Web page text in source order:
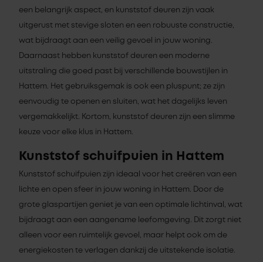
een belangrijk aspect, en kunststof deuren zijn vaak
uitgerust met stevige sloten en een robuuste constructie,
wat bijdraagt aan een veilig gevoel in jouw woning.
Daarnaast hebben kunststof deuren een moderne
uitstraling die goed past bij verschillende bouwstijlen in
Hattem. Het gebruiksgemak is ook een pluspunt; ze zijn
eenvoudig te openen en sluiten, wat het dagelijks leven
vergemakkelijkt. Kortom, kunststof deuren zijn een slimme
keuze voor elke klus in Hattem.
Kunststof schuifpuien in Hattem
Kunststof schuifpuien zijn ideaal voor het creëren van een
lichte en open sfeer in jouw woning in Hattem. Door de
grote glaspartijen geniet je van een optimale lichtinval, wat
bijdraagt aan een aangename leefomgeving. Dit zorgt niet
alleen voor een ruimtelijk gevoel, maar helpt ook om de
energiekosten te verlagen dankzij de uitstekende isolatie.